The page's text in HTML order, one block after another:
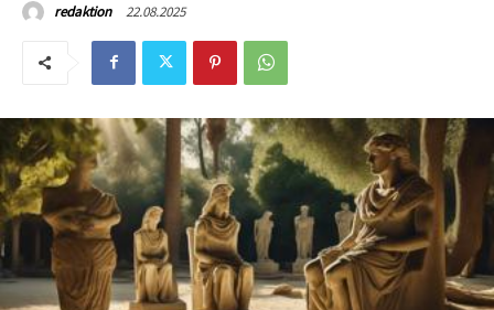
redaktion 22.08.2025